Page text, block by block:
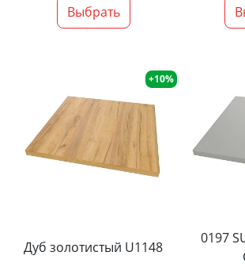
Выбрать
+10%
Дуб золотистый U1148
0197